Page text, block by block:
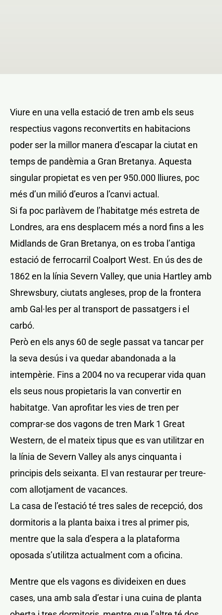
Viure en una vella estació de tren amb els seus
respectius vagons reconvertits en habitacions
poder ser la millor manera d’escapar la ciutat en
temps de pandèmia a Gran Bretanya. Aquesta
singular propietat es ven per 950.000 lliures, poc
més d’un milió d’euros a l’canvi actual.
Si fa poc parlàvem de l’habitatge més estreta de
Londres, ara ens desplacem més a nord fins a les
Midlands de Gran Bretanya, on es troba l’antiga
estació de ferrocarril Coalport West. En ús des de
1862 en la línia Severn Valley, que unia Hartley amb
Shrewsbury, ciutats angleses, prop de la frontera
amb Gal·les per al transport de passatgers i el
carbó.
Però en els anys 60 de segle passat va tancar per
la seva desús i va quedar abandonada a la
intempèrie. Fins a 2004 no va recuperar vida quan
els seus nous propietaris la van convertir en
habitatge. Van aprofitar les vies de tren per
comprar-se dos vagons de tren Mark 1 Great
Western, de el mateix tipus que es van utilitzar en
la línia de Severn Valley als anys cinquanta i
principis dels seixanta. El van restaurar per treure-
com allotjament de vacances.
La casa de l’estació té tres sales de recepció, dos
dormitoris a la planta baixa i tres al primer pis,
mentre que la sala d’espera a la plataforma
oposada s’utilitza actualment com a oficina.
Mentre que els vagons es divideixen en dues
cases, una amb sala d’estar i una cuina de planta